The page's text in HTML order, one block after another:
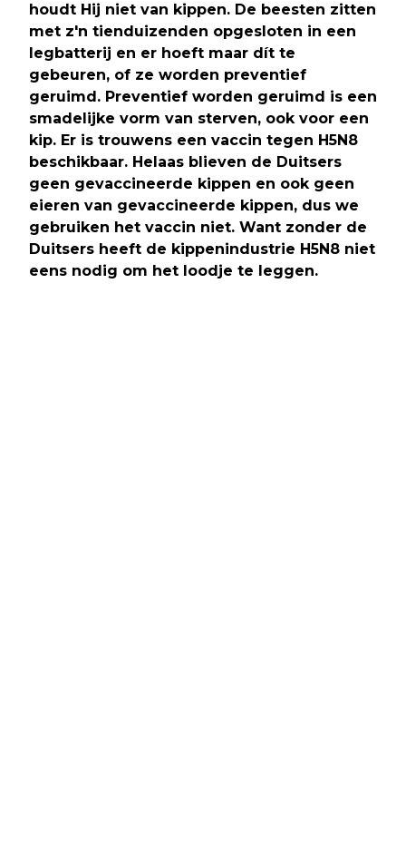
houdt Hij niet van kippen. De beesten zitten
met z'n tienduizenden opgesloten in een
legbatterij en er hoeft maar dít te
gebeuren, of ze worden preventief
geruimd. Preventief worden geruimd is een
smadelijke vorm van sterven, ook voor een
kip. Er is trouwens een vaccin tegen H5N8
beschikbaar. Helaas blieven de Duitsers
geen gevaccineerde kippen en ook geen
eieren van gevaccineerde kippen, dus we
gebruiken het vaccin niet. Want zonder de
Duitsers heeft de kippenindustrie H5N8 niet
eens nodig om het loodje te leggen.